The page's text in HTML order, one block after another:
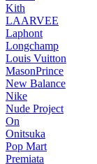
Kith
LAARVEE
Laphont
Longchamp
Louis Vuitton
MasonPrince
New Balance
Nike
Nude Project
On
Onitsuka
Pop Mart
Premiata